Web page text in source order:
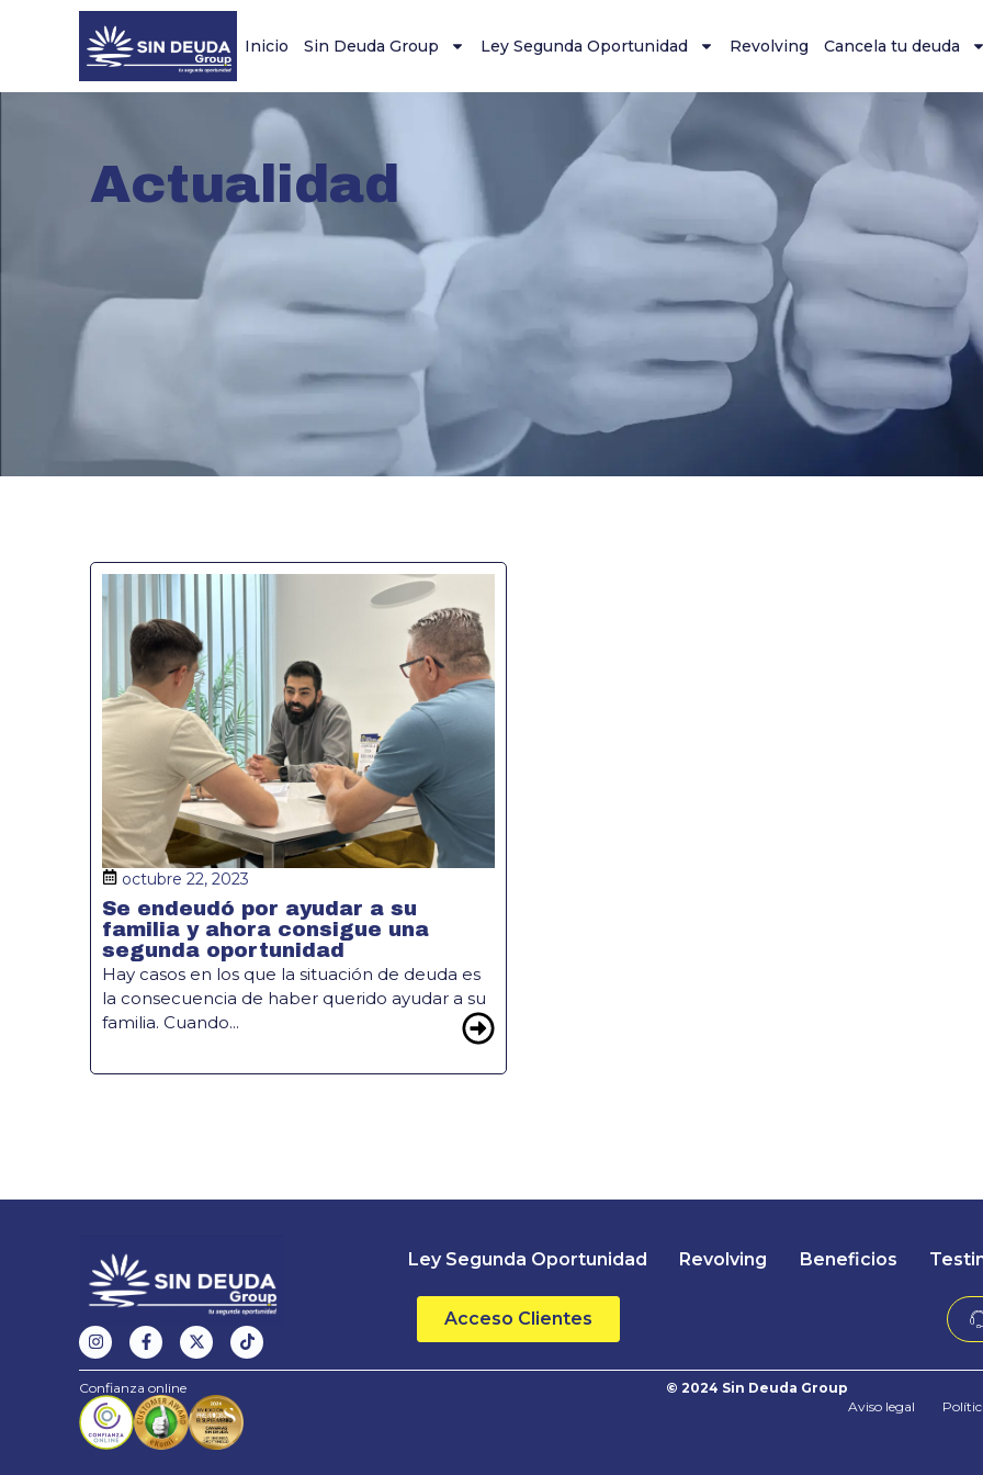
Inicio Sin Deuda Group Ley Segunda Oportunidad Revolving Cancela tu deuda
Actualidad
octubre 22, 2023
Se endeudó por ayudar a su
familia y ahora consigue una
segunda oportunidad
Hay casos en los que la situación de deuda es
la consecuencia de haber querido ayudar a su
familia. Cuando...
Ley Segunda Oportunidad Revolving Beneficios
Acceso Clientes
Confianza online
Aviso legal
© 2024 Sin Deuda Group